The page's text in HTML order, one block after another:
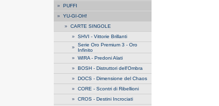
» PUFFI
» YU-GI-OH!
» CARTE SINGOLE
» SHVI - Vittorie Brillanti
» Serie Oro Premium 3 - Oro
Infinito
» WIRA - Predoni Alati
» BOSH - Distruttori dell'Ombra
» DOCS - Dimensione del Chaos
» CORE - Scontri di Ribellioni
» CROS - Destini Incrociati